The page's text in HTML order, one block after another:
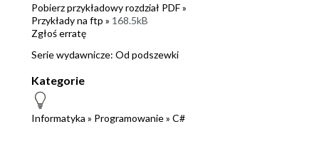
Pobierz przykładowy rozdział PDF »
Przykłady na ftp » 168.5kB
Zgłoś erratę
Serie wydawnicze: Od podszewki
Kategorie
Informatyka » Programowanie» C#